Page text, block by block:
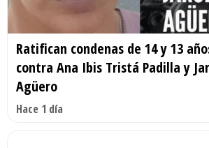
Ratifican condenas de 14 y 13
contra Ana Ibis Tristá Padilla y
Agüero
Hace 1 día